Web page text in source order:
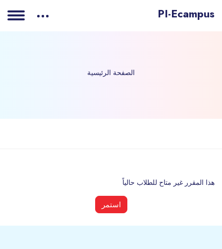
PI-Ecampus
الصفحة الرئيسية
هذا المقرر غير متاح للطلاب حالياً
استمر